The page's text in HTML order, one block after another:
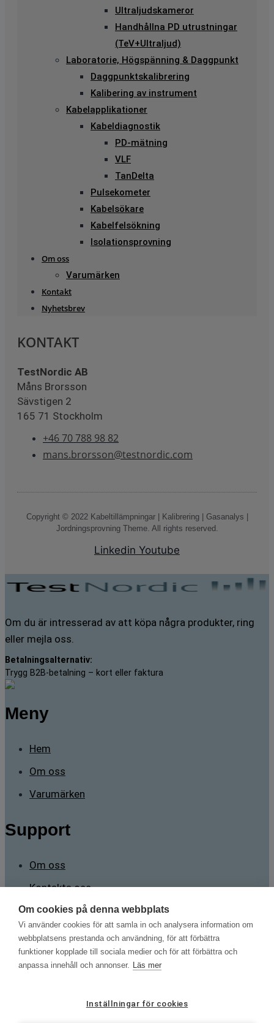
Om cookies på denna webbplats
Vi använder cookies för att samla in och analysera information om
webbplatsens prestanda och användning, för att förbättra
funktioner kopplade till sociala medier och för att förbättra och
anpassa innehåll och annonser. Läs mer
Inställningar för cookies
Ultraljudskameror
Handhållna PD utrustningar
(TeV+Ultraljud)
Laboratorie, Högspänning & Daggpunkt
Daggpunktskalibrering
Kalibering av instrument
Kabelapplikationer
Kabeldiagnostik
PD-mätning
VLF
TanDelta
Pulsekometer
Kabelsökare
Kabelfelsökning
Isolationsprovning
Om oss
Varumärken
Kontakt
Nyhetsbrev
KONTAKT
TestNordic AB
Måns Brorsson
Sävstigen 2
165 71 Stockholm
+46 70 788 98 82
mans.brorsson@testnordic.com
Copyright © 2022 Kabeltillämpningar | Kalibrering | Gasanalys |
Jordningsprovning Theme. All rights reserved.
Linkedin Youtube
Om du är intresserad av att köpa några produkter, ring
eller mejla oss.
Betalningsalternativ:
Trygg B2B-betalning – kort eller faktura
Meny
Hem
Om oss
Varumärken
Support
Om oss
Kontakta oss
Kontakt
Sävstigen 2 165 71 Stockholm
+46 70 788 98 82